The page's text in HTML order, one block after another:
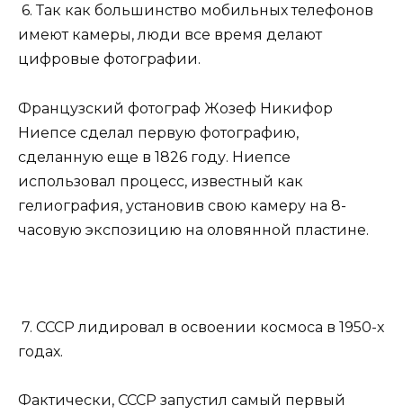
6. Так как большинство мобильных телефонов
имеют камеры, люди все время делают
цифровые фотографии.
Французский фотограф Жозеф Никифор
Ниепсе сделал первую фотографию,
сделанную еще в 1826 году. Ниепсе
использовал процесс, известный как
гелиография, установив свою камеру на 8-
часовую экспозицию на оловянной пластине.
7. СССР лидировал в освоении космоса в 1950-х
годах.
Фактически, СССР запустил самый первый